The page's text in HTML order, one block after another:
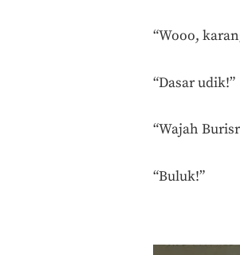
“Wooo,
“Dasar udik!”
“Wajah
“Buluk!”